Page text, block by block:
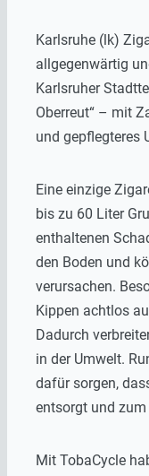
Karlsruhe (lk)
allgegenwärtig
Karlsruher
Oberreut“ – mit
und gepflegteres
Eine einzige
bis zu 60 Liter
enthaltenen
den Boden und
verursachen.
Kippen achtlos
Dadurch
in der Umwelt.
dafür sorgen,
entsorgt und zum
Mit TobaCycle